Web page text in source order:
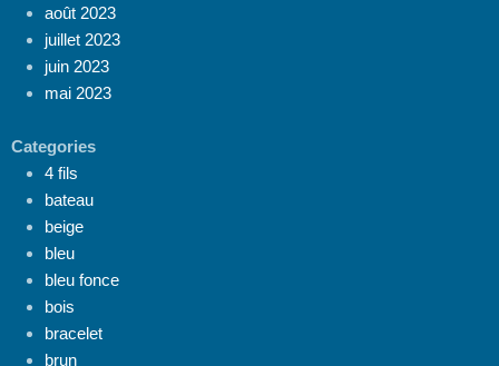
août 2023
juillet 2023
juin 2023
mai 2023
Categories
4 fils
bateau
beige
bleu
bleu fonce
bois
bracelet
brun